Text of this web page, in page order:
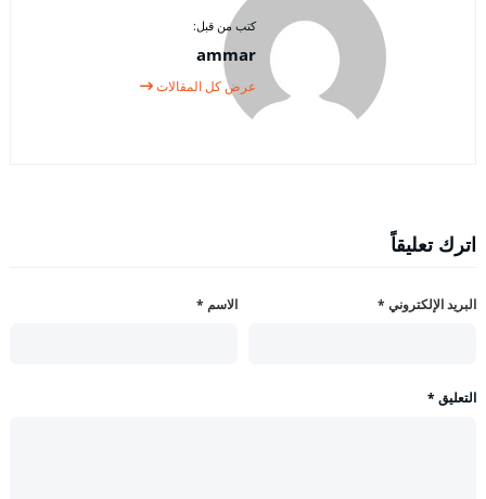
كتب من قبل:
ammar
عرض كل المقالات
اترك تعليقاً
الاسم * البريد الإلكتروني *
التعليق *